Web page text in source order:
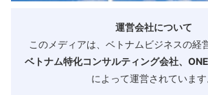
運営会社について
このメディアは、ベトナムビジネスの経
ベトナム特化コンサルティング会社、
によって運営されています